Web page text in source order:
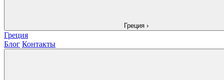
Греция ›
Греция
Блог Контакты